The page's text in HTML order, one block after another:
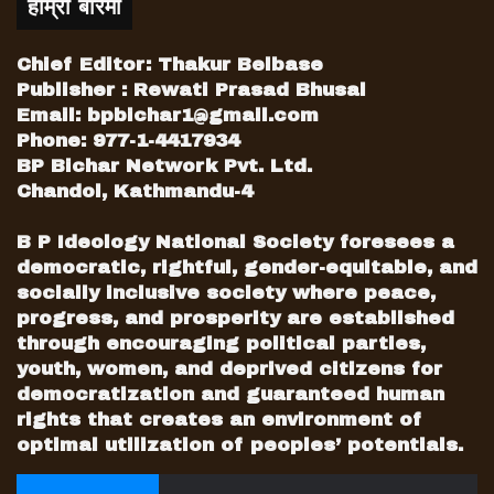
नेपालको राजनीतिमा हामी प्रायः ३५ वर्षदेखि काम
गरिरहेका छौ“ र त्यस बखतको अवस्था र अहिलेको
हाम्रो बारेमा
Chief Editor: Thakur Belbase
Publisher : Rewati Prasad Bhusal
Email: bpbichar1@gmail.com
Phone: 977-1-4417934
BP Bichar Network Pvt. Ltd.
Chandol, Kathmandu-4
B P Ideology National Society foresees a
democratic, rightful, gender-equitable, and
socially inclusive society where peace,
progress, and prosperity are established
through encouraging political parties,
youth, women, and deprived citizens for
democratization and guaranteed human
rights that creates an environment of
optimal utilization of peoples’ potentials.